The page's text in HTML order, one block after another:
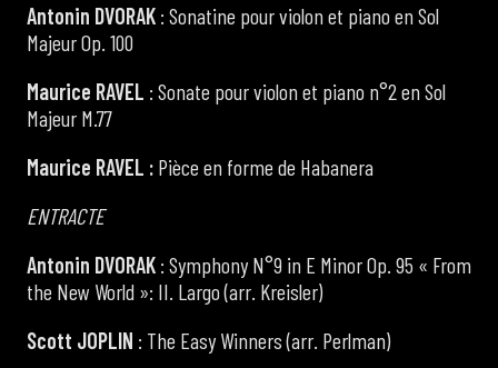
Antonin DVORAK : Sonatine pour violon et piano en Sol
Majeur Op. 100
Maurice RAVEL : Sonate pour violon et piano n°2 en Sol
Majeur M.77
Maurice RAVEL : Pièce en forme de Habanera
ENTRACTE
Antonin DVORAK : Symphony N°9 in E Minor Op. 95 « From
the New World »: II. Largo (arr. Kreisler)
Scott JOPLIN : The Easy Winners (arr. Perlman)